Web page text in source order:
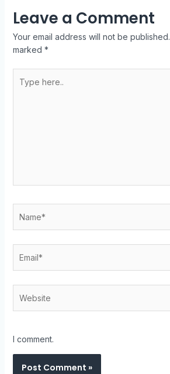
Leave a Comment
Your email address will not be published.
marked *
I comment.